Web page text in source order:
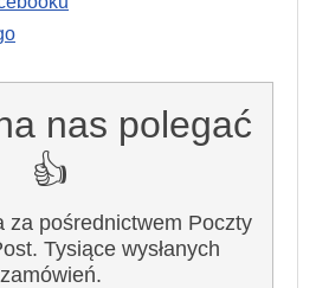
nas polegać
👍
za pośrednictwem Poczty
Tysiące wysłanych
zamówień.